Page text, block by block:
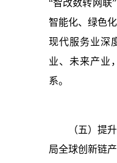
“智改数转网联
智能化、绿色
现代服务业深
业、未来产业
系。
（五）提
局全球创新链